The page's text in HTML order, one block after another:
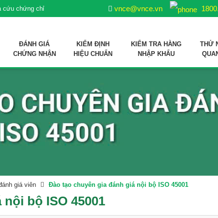
cứu chứng chỉ vnce@vnce.vn
ĐÁNH GIÁ
CHỨNG NHẬN
KIỂM ĐỊNH
HIỆU CHUẨN
KIỂM TRA HÀNG
NHẬP KHẨU
THỬ
giá viên Đào tạo chuyên gia đánh giá nội bộ ISO 45001
bộ ISO 45001